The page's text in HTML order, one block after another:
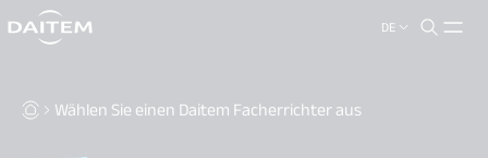
DE
search.label
Wählen Sie einen Daitem Facherrichter aus